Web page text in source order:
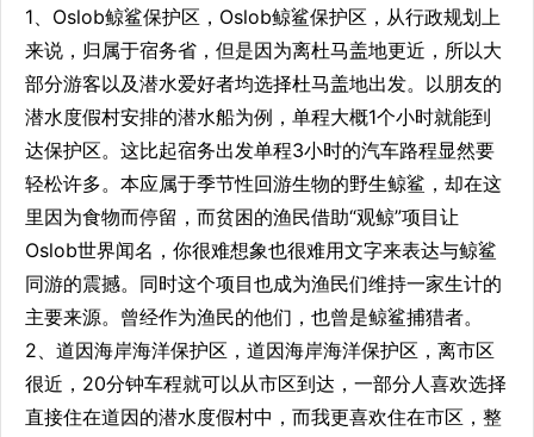
1、Oslob鲸鲨保护区，Oslob鲸鲨保护区，从行政规划上
来说，归属于宿务省，但是因为离杜马盖地更近，所以大
部分游客以及潜水爱好者均选择杜马盖地出发。以朋友的
潜水度假村安排的潜水船为例，单程大概1个小时就能到
达保护区。这比起宿务出发单程3小时的汽车路程显然要
轻松许多。本应属于季节性回游生物的野生鲸鲨，却在这
里因为食物而停留，而贫困的渔民借助“观鲸”项目让
Oslob世界闻名，你很难想象也很难用文字来表达与鲸鲨
同游的震撼。同时这个项目也成为渔民们维持一家生计的
主要来源。曾经作为渔民的他们，也曾是鲸鲨捕猎者。
2、道因海岸海洋保护区，道因海岸海洋保护区，离市区
很近，20分钟车程就可以从市区到达，一部分人喜欢选择
直接住在道因的潜水度假村中，而我更喜欢住在市区，整